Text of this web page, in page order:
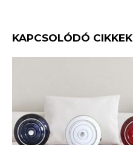
KAPCSOLÓDÓ CIKKEK